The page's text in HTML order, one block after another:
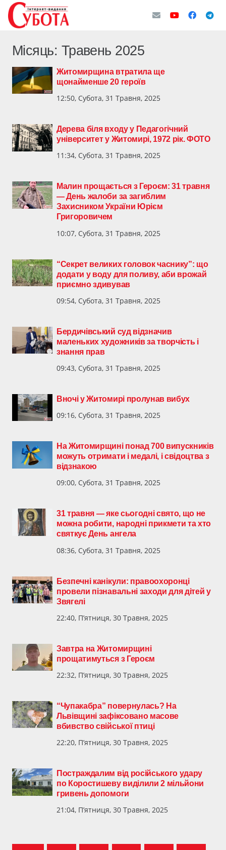
Місяць: Травень 2025
Житомирщина втратила ще
щонайменше 20 героїв
12:50, Субота, 31 Травня, 2025
Дерева біля входу у Педагогічний
університет у Житомирі, 1972 рік. ФОТО
11:34, Субота, 31 Травня, 2025
Малин прощається з Героєм: 31 травня
— День жалоби за загиблим
Захисником України Юрієм
Григоровичем
10:07, Субота, 31 Травня, 2025
“Секрет великих головок часнику”: що
додати у воду для поливу, аби врожай
приємно здивував
09:54, Субота, 31 Травня, 2025
Бердичівський суд відзначив
маленьких художників за творчість і
знання прав
09:43, Субота, 31 Травня, 2025
Вночі у Житомирі пролунав вибух
09:16, Субота, 31 Травня, 2025
На Житомирщині понад 700 випускників
можуть отримати і медалі, і свідоцтва з
відзнакою
09:00, Субота, 31 Травня, 2025
31 травня — яке сьогодні свято, що не
можна робити, народні прикмети та хто
святкує День ангела
08:36, Субота, 31 Травня, 2025
Безпечні канікули: правоохоронці
провели пізнавальні заходи для дітей у
Звягелі
22:40, П’ятниця, 30 Травня, 2025
Завтра на Житомирщині
прощатимуться з Героєм
22:32, П’ятниця, 30 Травня, 2025
“Чупакабра” повернулась? На
Львівщині зафіксовано масове
вбивство свійської птиці
22:20, П’ятниця, 30 Травня, 2025
Постраждалим від російського удару
по Коростишеву виділили 2 мільйони
гривень допомоги
21:04, П’ятниця, 30 Травня, 2025